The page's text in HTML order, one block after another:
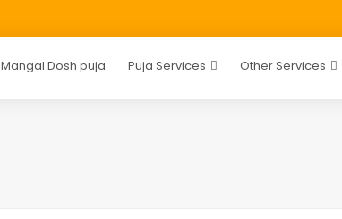
Mangal Dosh puja Puja Services Other Services